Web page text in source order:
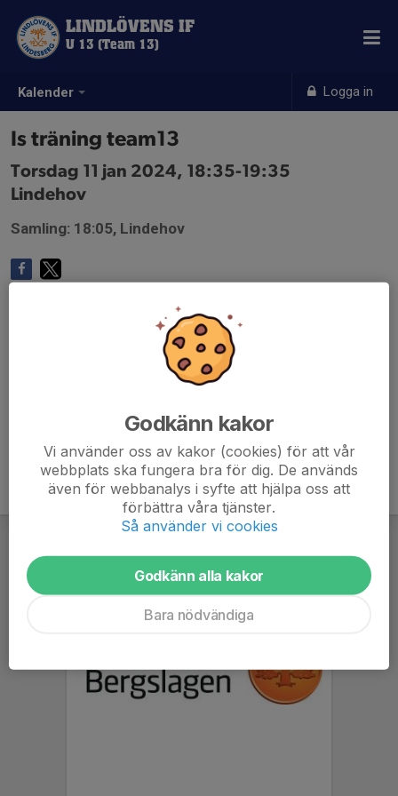
Kalender Logga in
LINDLÖVENS IF
U 13 (Team 13)
Is träning team13
Torsdag 11 jan 2024, 18:35-19:35
Lindehov
Samling: 18:05, Lindehov
Godkänn kakor
Vi använder oss av kakor (cookies) för att vår
webbplats ska fungera bra för dig. De används
även för webbanalys i syfte att hjälpa oss att
förbättra våra tjänster.
Så använder vi cookies
Godkänn alla kakor
Bara nödvändiga